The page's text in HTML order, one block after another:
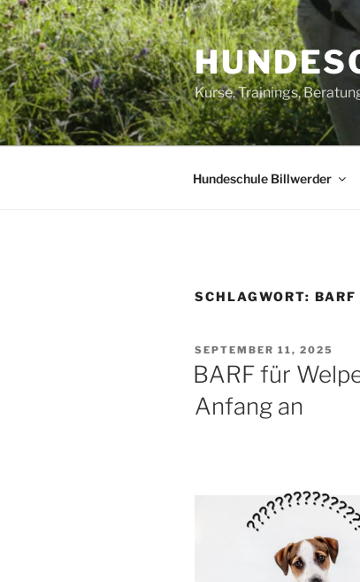
Zum
Inhalt
springen
Kurse, Trainings,
Hundeschule Billwerder
SCHLAGWORT: BARF
VERÖFFENTLICHT
AM
SEPTEMBER 11, 2025
BARF für
Anfang an